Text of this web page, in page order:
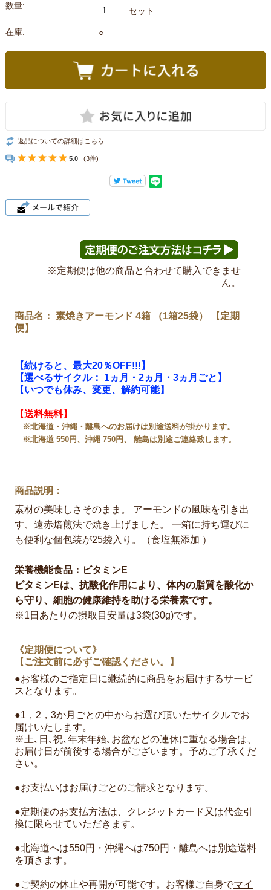
数量:
セット
在庫: ○
返品についての詳細はこちら
5.0 (3件)
※定期便は他の商品と合わせて購入できませ
ん。
商品名： 素焼きアーモンド 4箱 （1箱25袋） 【定期
便】
【続けると、最大20％OFF!!!】
【選べるサイクル： 1ヵ月・2ヵ月・3ヵ月ごと】
【いつでも休み、変更、解約可能】
【送料無料】
※北海道・沖縄・離島へのお届けは別途送料が掛かります。
※北海道 550円、沖縄 750円、 離島は別途ご連絡致します。
商品説明：
素材の美味しさそのまま。 アーモンドの風味を引き出
す、遠赤焙煎法で焼き上げました。 一箱に持ち運びに
も便利な個包装が25袋入り。（食塩無添加 ）
栄養機能食品：ビタミンE
ビタミンEは、抗酸化作用により、体内の脂質を酸化か
ら守り、細胞の健康維持を助ける栄養素です。
※1日あたりの摂取目安量は3袋(30g)です。
《定期便について》
【ご注文前に必ずご確認ください。】
●お客様のご指定日に継続的に商品をお届けするサービ
スとなります。
●1，2，3か月ごとの中からお選び頂いたサイクルでお
届けいたします。
※土､日､祝､年末年始､お盆などの連休に重なる場合は、
お届け日が前後する場合がございます。予めご了承くだ
さい。
●お支払いはお届けごとのご請求となります。
●定期便のお支払方法は、
クレジットカード又は代金引
換に限らせていただきます。
●北海道へは550円・沖縄へは750円・離島へは別途送料
を頂きます。
●ご契約の休止や再開が可能です。お客様ご自身でマイ